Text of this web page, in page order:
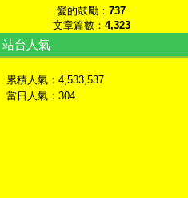
愛的鼓勵：737
文章篇數： 4,323
站台人氣
累積人氣：4,533,537
當日人氣：304